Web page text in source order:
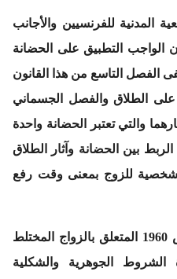
المدنية للفرنسيين والأجانب
الواجب التطبيق على الحضانة
الفصل التاسع من هذا القانون
على الطلاق والفصل الجسماني
والتي تعتبر الحضانة واحدة
بين الحضانة وآثار الطلاق
للزوج بمعنى وقت رفع
وبالمقابل نجد أن ظهير 4 مارس 1960 المتعلق بالزواج المختلط
الجوهرية والشكلية